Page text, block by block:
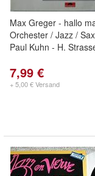
Max Greger - hallo
Orchester / Jazz /
Paul Kuhn - H.
7,99 €
+ 5,00 € Versand